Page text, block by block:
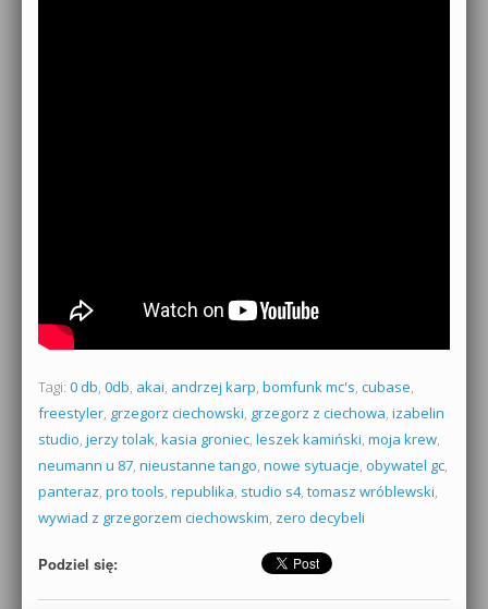
Tagi: 0 db, 0db, akai, andrzej karp, bomfunk mc's, cubase,
freestyler, grzegorz ciechowski, grzegorz z ciechowa, izabelin
studio, jerzy tolak, kasia groniec, leszek kamiński, moja krew,
neumann u 87, nieustanne tango, nowe sytuacje, obywatel gc,
panteraz, pro tools, republika, studio s4, tomasz wróblewski,
wywiad z grzegorzem ciechowskim, zero decybeli
Podziel się: